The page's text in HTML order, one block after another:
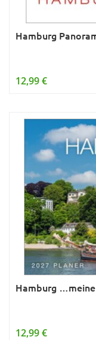
Hamburg
12,99 €
Hamburg
12,99 €